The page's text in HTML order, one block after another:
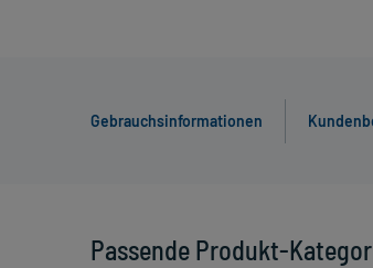
Gebrauchsinformationen
Passende Produkt-